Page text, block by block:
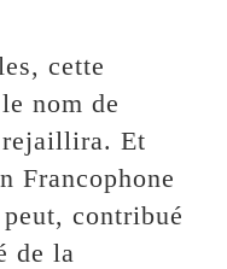
cette
nom de
rejaillira. Et
Francophone
contribué
de la